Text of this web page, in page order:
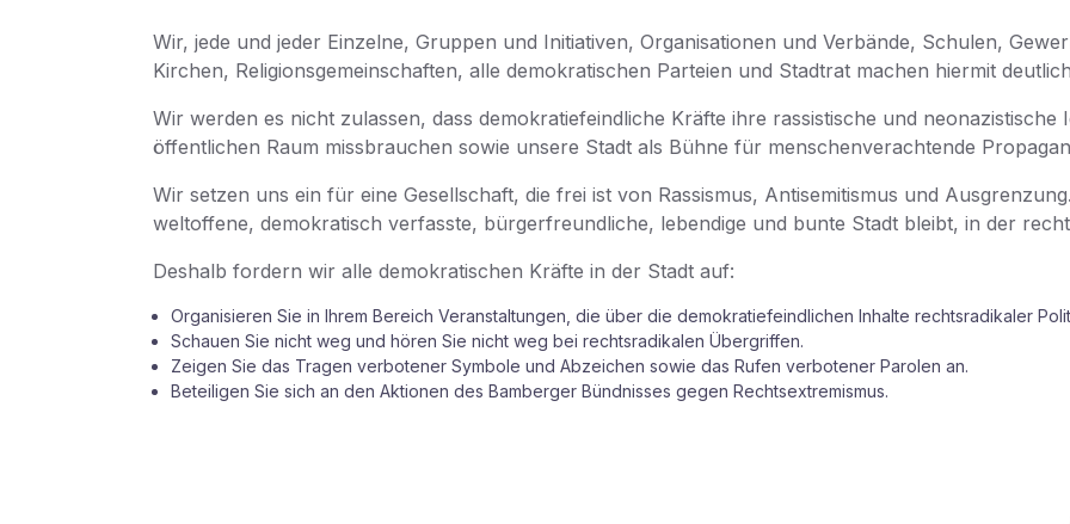
Wir, jede und jeder Einzelne, Gruppen und Initiativen, Organisationen und Verbände, Schulen,
Kirchen, Religionsgemeinschaften, alle demokratischen Parteien und Stadtrat machen hiermit
Wir werden es nicht zulassen, dass demokratiefeindliche Kräfte ihre rassistische und neonazistische
öffentlichen Raum missbrauchen sowie unsere Stadt als Bühne für menschenverachtende
Wir setzen uns ein für eine Gesellschaft, die frei ist von Rassismus, Antisemitismus und
weltoffene, demokratisch verfasste, bürgerfreundliche, lebendige und bunte Stadt bleibt, in der
Deshalb fordern wir alle demokratischen Kräfte in der Stadt auf:
Organisieren Sie in Ihrem Bereich Veranstaltungen, die über die demokratiefeindlichen Inhalte rechtsradikaler
Schauen Sie nicht weg und hören Sie nicht weg bei rechtsradikalen Übergriffen.
Zeigen Sie das Tragen verbotener Symbole und Abzeichen sowie das Rufen verbotener Parolen an.
Beteiligen Sie sich an den Aktionen des Bamberger Bündnisses gegen Rechtsextremismus.